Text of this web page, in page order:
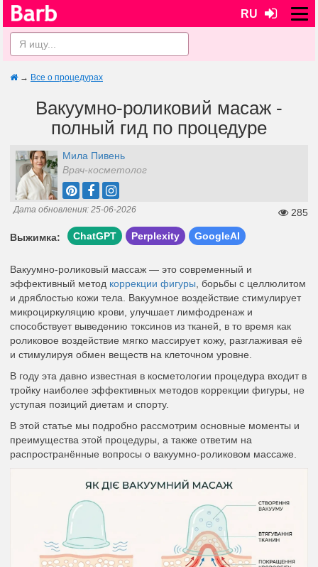
RU
→ Все о процедурах
Вакуумно-роликовий масаж -
полный гид по процедуре
Мила Пивень
Врач-косметолог
Дата обновления: 25-06-2026 285
Выжимка: ChatGPT Perplexity GoogleAI
Вакуумно-роликовый массаж — это современный и
эффективный метод коррекции фигуры , борьбы с целлюлитом
и дряблостью кожи тела. Вакуумное воздействие стимулирует
микроциркуляцию крови, улучшает лимфодренаж и
способствует выведению токсинов из тканей, в то время как
роликовое воздействие мягко массирует кожу, разглаживая её
и стимулируя обмен веществ на клеточном уровне.
В году эта давно известная в косметологии процедура входит в
тройку наиболее эффективных методов коррекции фигуры, не
уступая позиций диетам и спорту.
В этой статье мы подробно рассмотрим основные моменты и
преимущества этой процедуры, а также ответим на
распространённые вопросы о вакуумно-роликовом массаже.